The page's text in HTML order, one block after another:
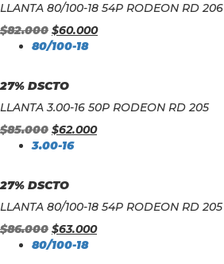
LLANTA 80/100-18 54P RODEON RD 206
$82.000 $60.000
80/100-18
27% DSCTO
LLANTA 3.00-16 50P RODEON RD 205
$85.000 $62.000
3.00-16
27% DSCTO
LLANTA 80/100-18 54P RODEON RD 205
$86.000 $63.000
80/100-18